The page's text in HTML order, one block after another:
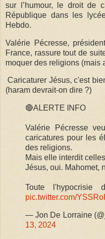
sur l’humour, le droit de
République dans les
Hebdo.
Valérie Pécresse,
France, rassure tout de
moquer des religions (mais
Caricaturer Jésus, c'est
(haram devrait-on dire ?)
🔴ALERTE INFO
Valérie Pécresse
caricatures pour les
des religions.
Mais elle interdit
Jésus, oui. Mahomet,
Toute l'hypocrisie
pic.twitter.com/
— Jon De Lorraine
13, 2024